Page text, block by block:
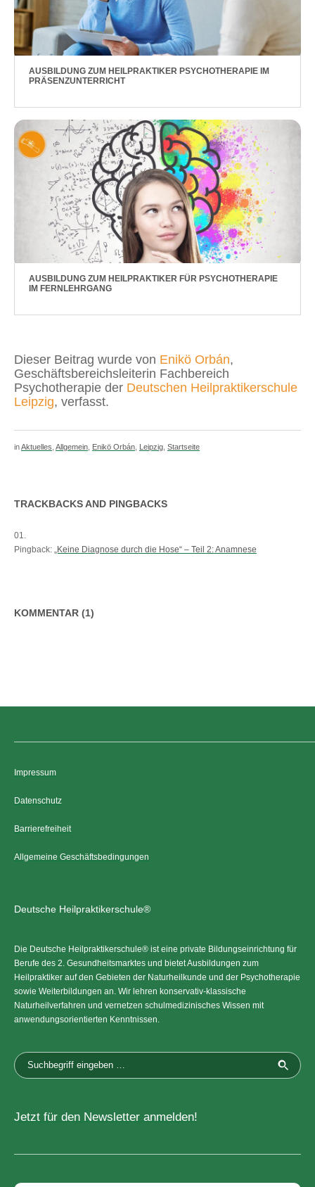
AUSBILDUNG ZUM HEILPRAKTIKER PSYCHOTHERAPIE IM
PRÄSENZUNTERRICHT
AUSBILDUNG ZUM HEILPRAKTIKER FÜR PSYCHOTHERAPIE
IM FERNLEHRGANG
Dieser Beitrag wurde von Enikö Orbán,
Geschäftsbereichsleiterin Fachbereich
Psychotherapie der Deutschen Heilpraktikerschule
Leipzig, verfasst.
inAktuelles Allgemein Enikö Orbán Leipzig Startseite
TRACKBACKS AND PINGBACKS
Pingback: „Keine Diagnose durch die Hose“ – Teil 2: Anamnese
KOMMENTAR (1)
Impressum
Datenschutz
Barrierefreiheit
Allgemeine Geschäftsbedingungen
Deutsche Heilpraktikerschule®
Die Deutsche Heilpraktikerschule® ist eine private Bildungseinrichtung für
Berufe des 2. Gesundheitsmarktes und bietet Ausbildungen zum
Heilpraktiker auf den Gebieten der Naturheilkunde und der Psychotherapie
sowie Weiterbildungen an. Wir lehren konservativ-klassische
Naturheilverfahren und vernetzen schulmedizinisches Wissen mit
anwendungsorientierten Kenntnissen.
Jetzt für den Newsletter anmelden!